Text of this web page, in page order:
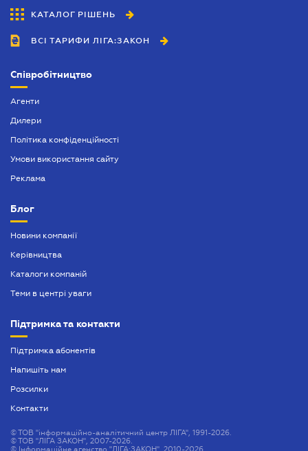
КАТАЛОГ РІШЕНЬ
ВСІ ТАРИФИ ЛІГА:ЗАКОН
Співробітництво
Агенти
Дилери
Політика конфіденційності
Умови використання сайту
Реклама
Блог
Новини компанії
Керівництва
Каталоги компаній
Теми в центрі уваги
Підтримка та контакти
Підтримка абонентів
Напишіть нам
Розсилки
Контакти
©ТОВ "інформаційно-аналітичний центр ЛІГА", 1991-2026.
©ТОВ "ЛІГА ЗАКОН", 2007-2026.
© Інформаційне агенство "ЛІГА:ЗАКОН", 2010-2026.